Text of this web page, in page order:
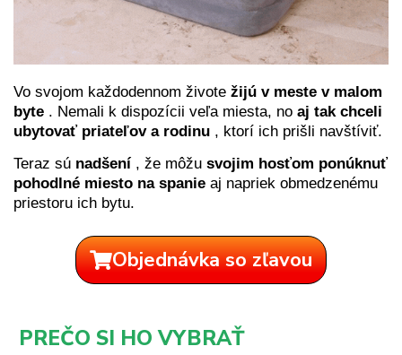
Vo svojom každodennom živote žijú v meste v malom
byte . Nemali k dispozícii veľa miesta, no aj tak chceli
ubytovať priateľov a rodinu , ktorí ich prišli navštíviť.
Teraz sú nadšení , že môžu svojim hosťom ponúknuť
pohodlné miesto na spanie aj napriek obmedzenému
priestoru ich bytu.
Objednávka so zľavou
PREČO SI HO VYBRAŤ